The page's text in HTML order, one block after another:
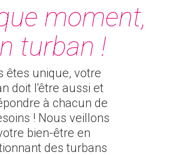
moment,
turban !
êtes unique, votre
doit l'être aussi et
à chacun de
! Nous veillons
bien-être en
des turbans